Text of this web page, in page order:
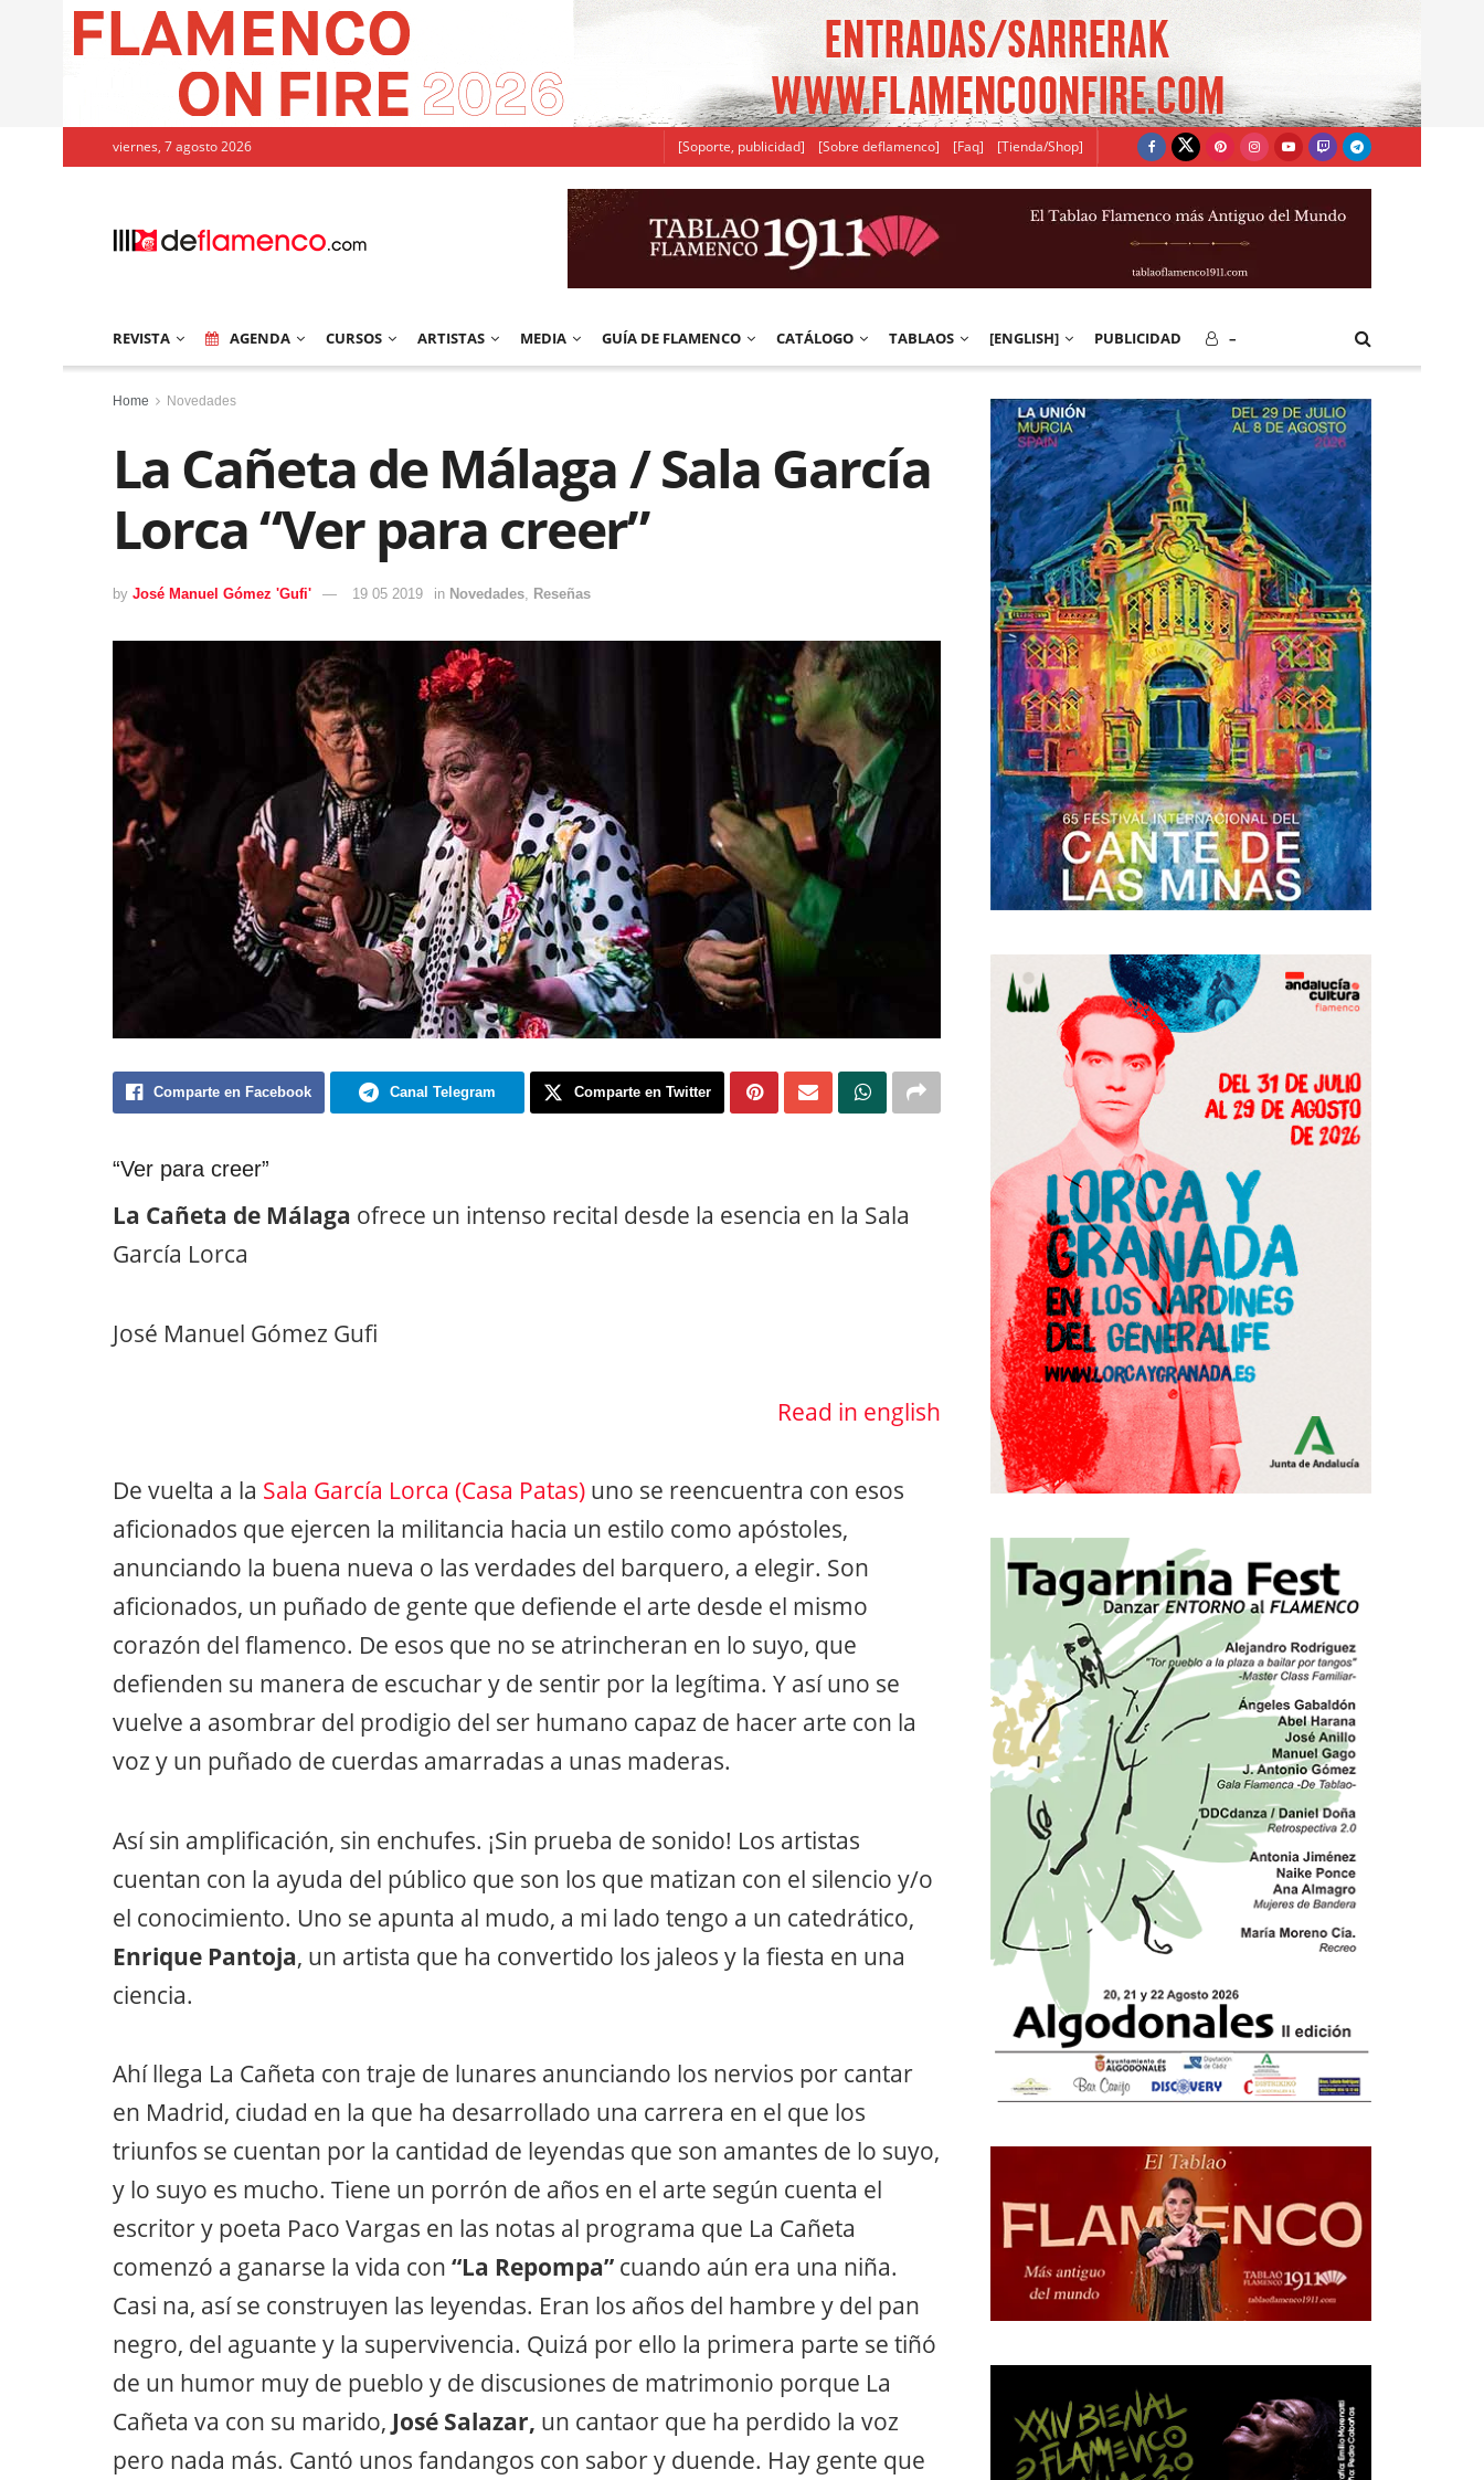
viernes, 7 agosto 2026 [Soporte, publicidad] [Sobre deflamenco] [Faq] [Tienda/Shop]
REVISTA AGENDA CURSOS ARTISTAS MEDIA GUÍA DE FLAMENCO CATÁLOGO TABLAOS [ENGLISH] PUBLICIDAD –
Home Novedades
La Cañeta de Málaga / Sala García
Lorca “Ver para creer”
by José Manuel Gómez 'Gufi' 19 05 2019 in Novedades, Reseñas
Comparte en Facebook Canal Telegram Comparte en Twitter
“Ver para creer”
La Cañeta de Málaga ofrece un intenso recital desde la esencia en la Sala
García Lorca
José Manuel Gómez Gufi
Read in english
De vuelta a la Sala García Lorca (Casa Patas) uno se reencuentra con esos
aficionados que ejercen la militancia hacia un estilo como apóstoles,
anunciando la buena nueva o las verdades del barquero, a elegir. Son
aficionados, un puñado de gente que defiende el arte desde el mismo
corazón del flamenco. De esos que no se atrincheran en lo suyo, que
defienden su manera de escuchar y de sentir por la legítima. Y así uno se
vuelve a asombrar del prodigio del ser humano capaz de hacer arte con la
voz y un puñado de cuerdas amarradas a unas maderas.
Así sin amplificación, sin enchufes. ¡Sin prueba de sonido! Los artistas
cuentan con la ayuda del público que son los que matizan con el silencio y/o
el conocimiento. Uno se apunta al mudo, a mi lado tengo a un catedrático,
Enrique Pantoja, un artista que ha convertido los jaleos y la fiesta en una
ciencia.
Ahí llega La Cañeta con traje de lunares anunciando los nervios por cantar
en Madrid, ciudad en la que ha desarrollado una carrera en el que los
triunfos se cuentan por la cantidad de leyendas que son amantes de lo suyo,
y lo suyo es mucho. Tiene un porrón de años en el arte según cuenta el
escritor y poeta Paco Vargas en las notas al programa que La Cañeta
comenzó a ganarse la vida con “La Repompa” cuando aún era una niña.
Casi na, así se construyen las leyendas. Eran los años del hambre y del pan
negro, del aguante y la supervivencia. Quizá por ello la primera parte se tiñó
de un humor muy de pueblo y de discusiones de matrimonio porque La
Cañeta va con su marido, José Salazar, un cantaor que ha perdido la voz
pero nada más. Cantó unos fandangos con sabor y duende. Hay gente que